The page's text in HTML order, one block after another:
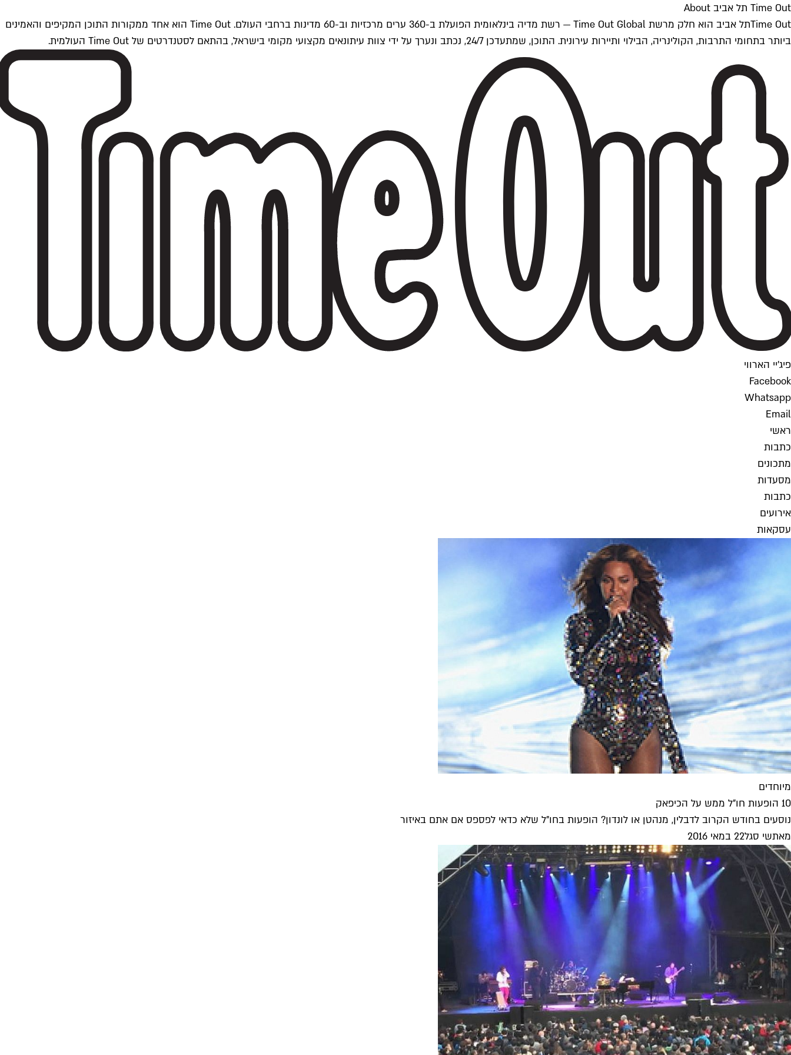
Time Out תל אביב About
Time Outתל אביב הוא חלק מרשת Time Out Global — רשת מדיה בינלאומית הפועלת ב-360 ערים מרכזיות וב-60 מדינות ברחבי העולם. Time Out הוא אחד ממקורות התוכן המקיפים והאמינים
ביותר בתחומי התרבות, הקולינריה, הבילוי ותיירות עירונית. התוכן, שמתעדכן 24/7, נכתב ונערך על ידי צוות עיתונאים מקצועי מקומי בישראל, בהתאם לסטנדרטים של Time Out העולמית.
פיג'יי הארווי
Facebook
Whatsapp
Email
ראשי
כתבות
מתכונים
מסעדות
כתבות
אירועים
עסקאות
מיוחדים
10 הופעות חו"ל ממש על הכיפאק
נוסעים בחודש הקרוב לדבלין, מנהטן או לונדון? הופעות בחו"ל שלא כדאי לפספס אם אתם באיזור
מאתשי סגל22 במאי 2016